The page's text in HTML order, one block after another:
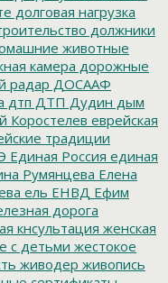
долговая нагрузка
должники
животные
камера дорожные
радар ДОСААФ
дтп ДТП Дудин дым
Коростелев еврейская
традиции
Единая Россия единая
Румянцева Елена
ель ЕНВД Ефим
дорога
кнсультация женская
с детьми жестокое
живодер живопись